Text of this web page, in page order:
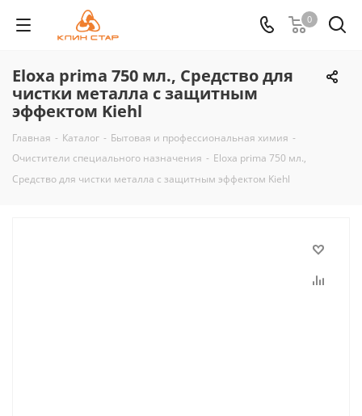
0
Eloxa prima 750 мл., Средство для
чистки металла с защитным
эффектом Kiehl
Главная - Каталог - Бытовая и профессиональная химия -
Очистители специального назначения - Eloxa prima 750 мл.,
Средство для чистки металла с защитным эффектом Kiehl